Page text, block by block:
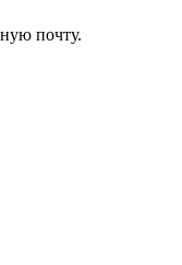
почту.